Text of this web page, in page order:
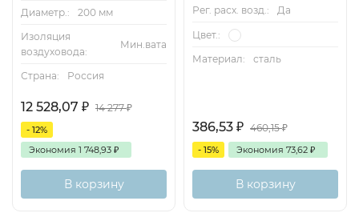
Диаметр.:
200 мм
Изоляция
воздуховода:
Мин.вата
Страна: Россия
12 528,07 ₽ 14 277₽
- 12%
Экономия 1 748,93 ₽
В корзину
Рег. расх. возд.:
Да
Цвет.:
Материал: сталь
386,53 ₽ 460,15₽
- 15% Экономия 73,62 ₽
В корзину